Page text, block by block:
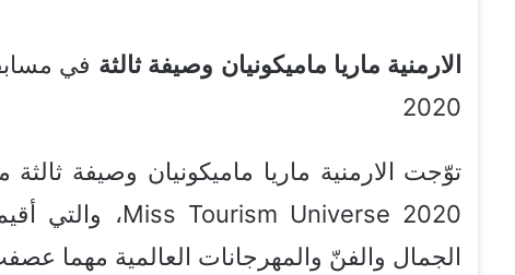
الارمنية ماريا ماميكونيان وصيفة ثالثة
2020
Miss Tourism Universe 2020، والتي أقيمت في كازينو
الجمال والفنّ والمهرجانات العالمية مهما